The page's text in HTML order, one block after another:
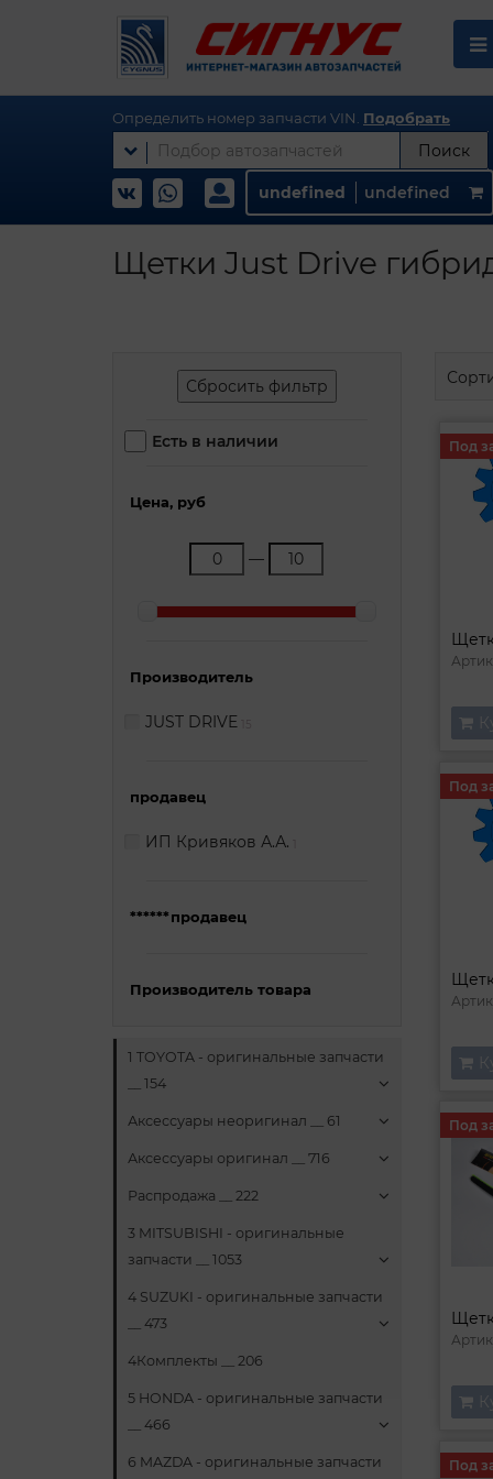
Определить номер запчасти VIN. Подобрать
Поиск
undefined undefined
Щетки Just Drive
Сбросить фильтр
Есть в наличии
Цена, руб
—
Производитель
JUST DRIVE
продавец
ИП Кривяков А.А.
******продавец
Производитель товара
1 TOYOTA - оригинальные запчасти
__ 154
Аксессуары неоригинал __ 61
Аксессуары оригинал __ 716
Распродажа __ 222
3 MITSUBISHI - оригинальные
запчасти __ 1053
4 SUZUKI - оригинальные запчасти
__ 473
4Комплекты __ 206
5 HONDA - оригинальные запчасти
__ 466
6 MAZDA - оригинальные запчасти
Под
Под
Под
Под